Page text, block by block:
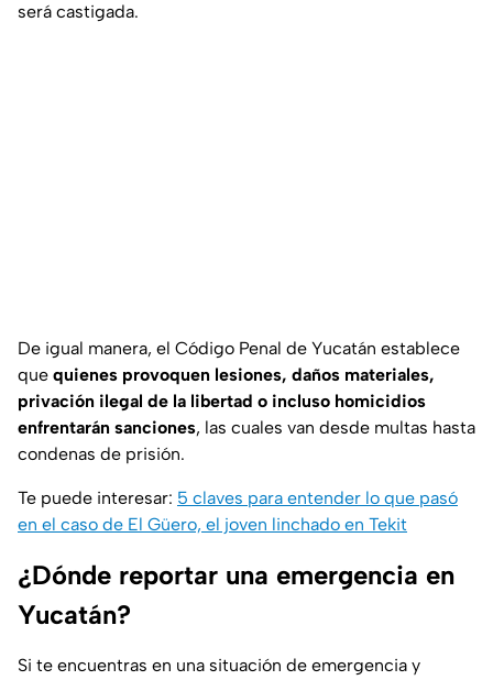
será castigada.
De igual manera, el Código Penal de Yucatán establece
que quienes provoquen lesiones, daños materiales,
privación ilegal de la libertad o incluso homicidios
enfrentarán sanciones, las cuales van desde multas hasta
condenas de prisión.
Te puede interesar: 5 claves para entender lo que pasó
en el caso de El Güero, el joven linchado en Tekit
¿Dónde reportar una emergencia en
Yucatán?
Si te encuentras en una situación de emergencia y